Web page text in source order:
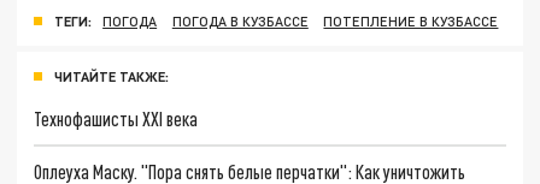
ТЕГИ: ПОГОДА ПОГОДА В КУЗБАССЕ ПОТЕПЛЕНИЕ В КУЗБАССЕ
ЧИТАЙТЕ ТАКЖЕ:
Технофашисты XXI века
Оплеуха Маску. "Пора снять белые перчатки": Как уничтожить